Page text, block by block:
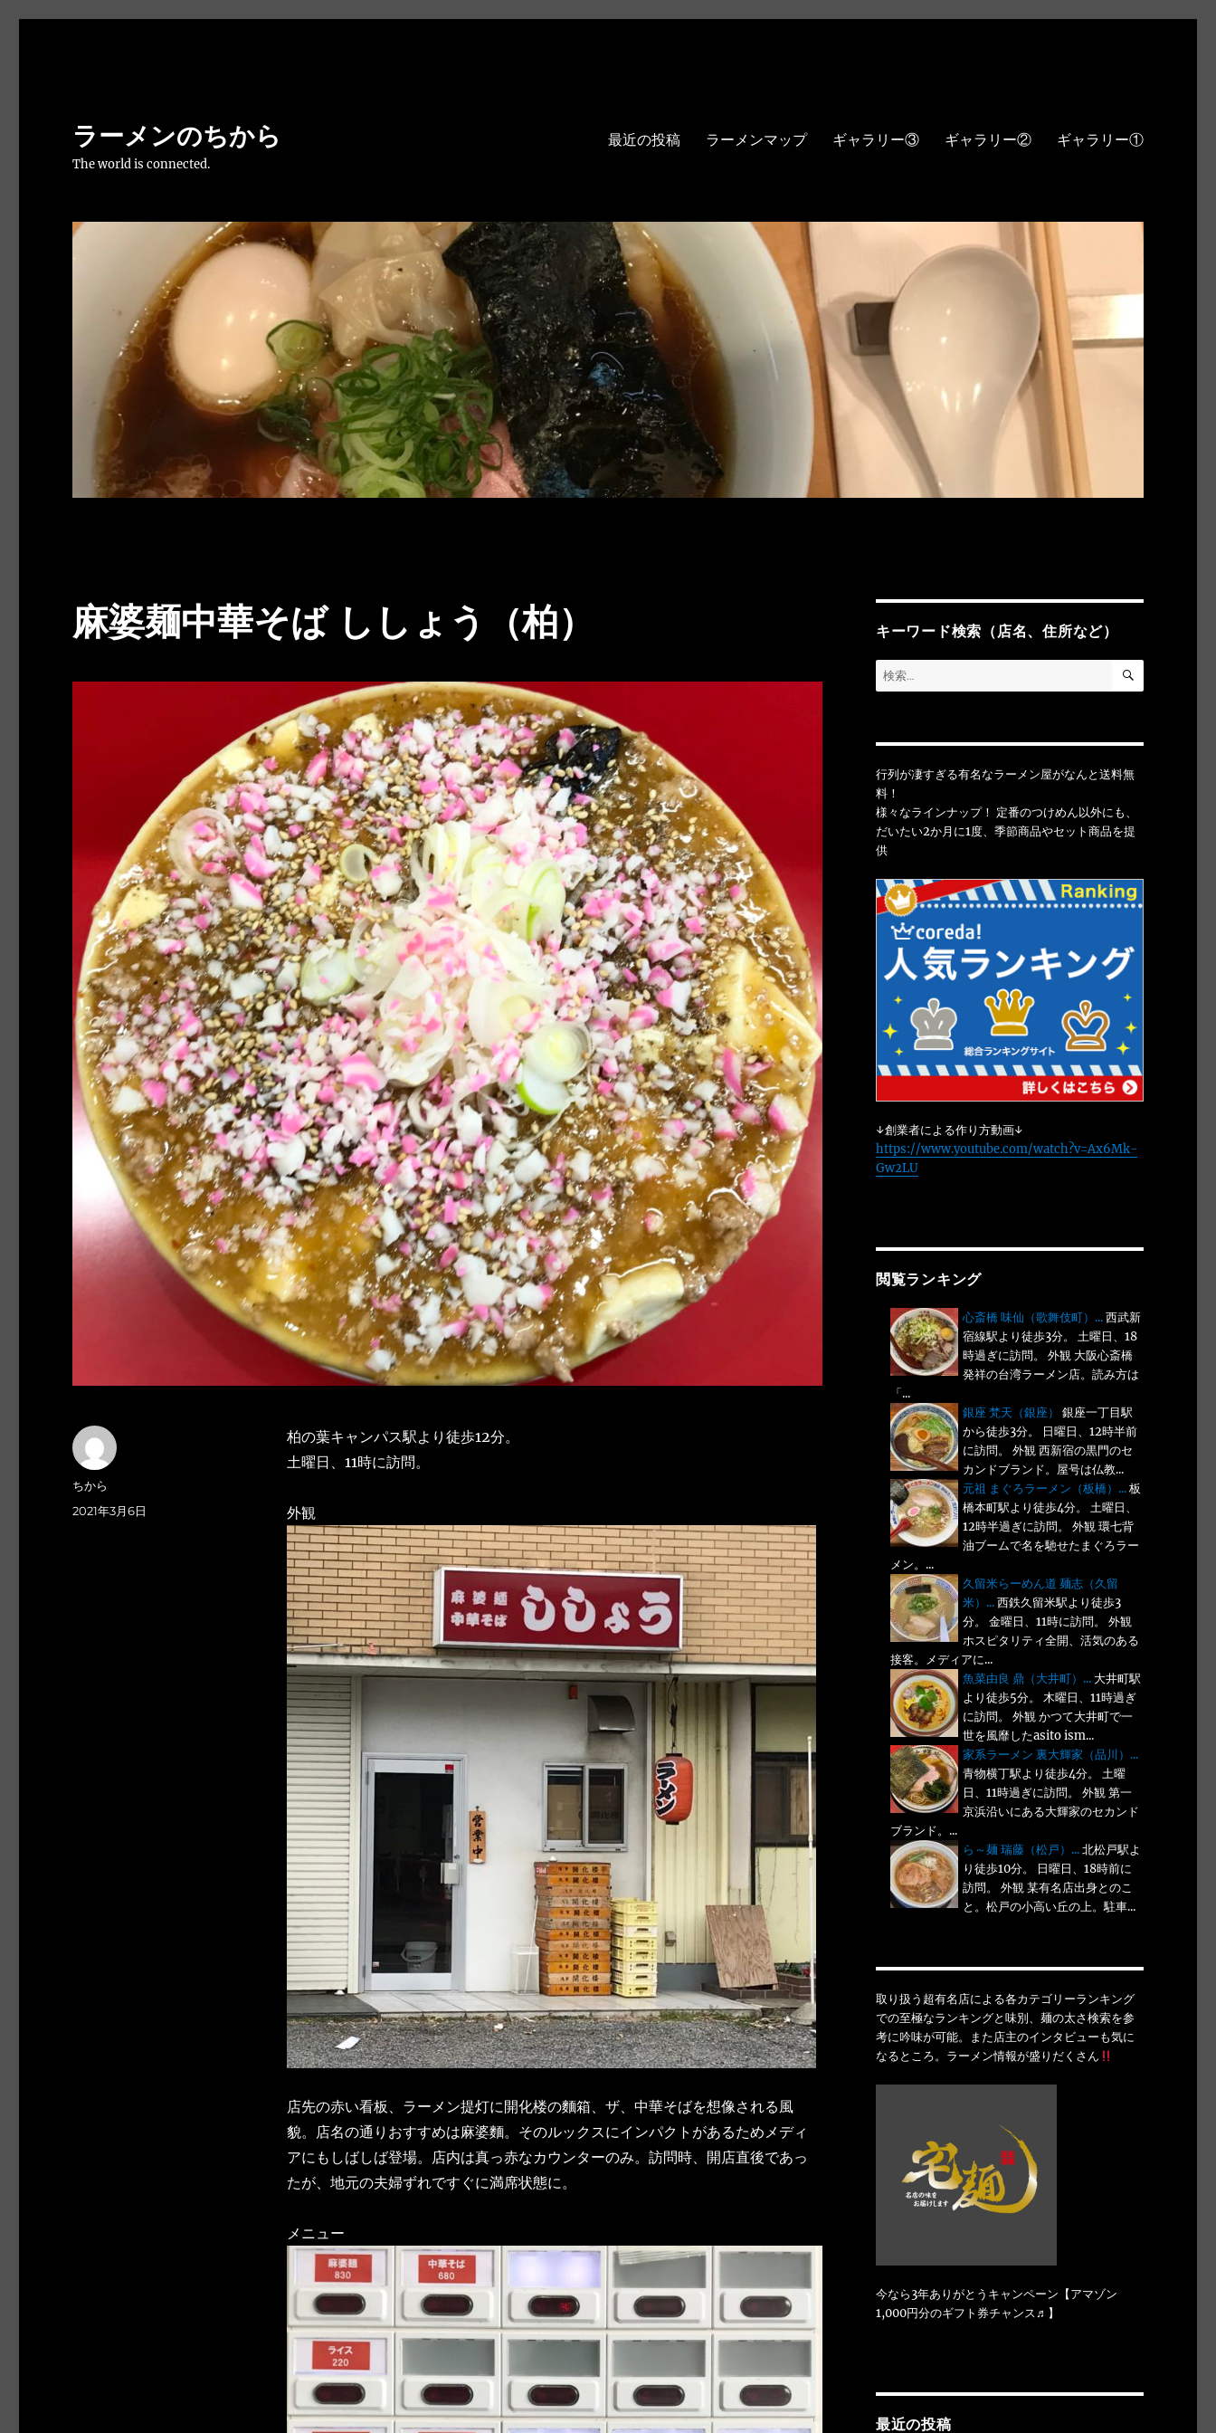
ラーメンのちから
The world is connected.
最近の投稿 ラーメンマップ ギャラリー③ ギャラリー② ギャラリー①
麻婆麺中華そば ししょう（柏）
柏の葉キャンパス駅より徒歩12分。
土曜日、11時に訪問。
外観
店先の赤い看板、ラーメン提灯に開化楼の麵箱、ザ、中華そばを想像される風
貌。店名の通りおすすめは麻婆麵。そのルックスにインパクトがあるためメディ
アにもしばしば登場。店内は真っ赤なカウンターのみ。訪問時、開店直後であっ
たが、地元の夫婦ずれですぐに満席状態に。
メニュー
投
稿
ちから
投
2021年3月6日
キーワード検索（店名、住所など）
検
索:
検
行列が凄すぎる有名なラーメン屋がなんと送料無
料！
様々なラインナップ！ 定番のつけめん以外にも、
だいたい2か月に1度、季節商品やセット商品を提
供
↓創業者による作り方動画↓
https://www.youtube.com/watch?v=Ax6Mk-
Gw2LU
閲覧ランキング
心斎橋 味仙（歌舞伎町）...西武新
宿線駅より徒歩3分。 土曜日、18
時過ぎに訪問。 外観 大阪心斎橋
発祥の台湾ラーメン店。読み方は
「...
銀座 梵天（銀座）
銀座一丁目駅
から徒歩3分。 日曜日、12時半前
に訪問。 外観 西新宿の黒門のセ
カンドブランド。屋号は仏教...
元祖 まぐろラーメン（板橋）...板
橋本町駅より徒歩4分。 土曜日、
12時半過ぎに訪問。 外観 環七背
油ブームで名を馳せたまぐろラー
メン。...
久留米らーめん道 麺志（久留
米）...西鉄久留米駅より徒歩3
分。 金曜日、11時に訪問。 外観
ホスピタリティ全開、活気のある
接客。メディアに...
魚菜由良 鼎（大井町）... 大井町駅
より徒歩5分。 木曜日、11時過ぎ
に訪問。 外観 かつて大井町で一
世を風靡したasito ism...
家系ラーメン 裏大輝家（品川）...
青物横丁駅より徒歩4分。 土曜
日、11時過ぎに訪問。 外観 第一
京浜沿いにある大輝家のセカンド
ブランド。...
ら～麺 瑞藤（松戸）...北松戸駅よ
り徒歩10分。 日曜日、18時前に
訪問。 外観 某有名店出身とのこ
と。松戸の小高い丘の上。駐車...
取り扱う超有名店による各カテゴリーランキング
での至極なランキングと味別、麺の太さ検索を参
考に吟味が可能。また店主のインタビューも気に
なるところ。ラーメン情報が盛りだくさん
今なら3年ありがとうキャンペーン【アマゾン
1,000円分のギフト券チャンス♬】
最近の投稿